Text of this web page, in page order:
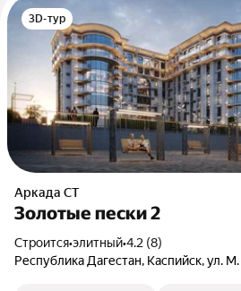
3D-тур
Аркада СТ
Золотые пески 2
Строится•элитный•4.2 (8)
Республика Дагестан, Каспийск, ул.